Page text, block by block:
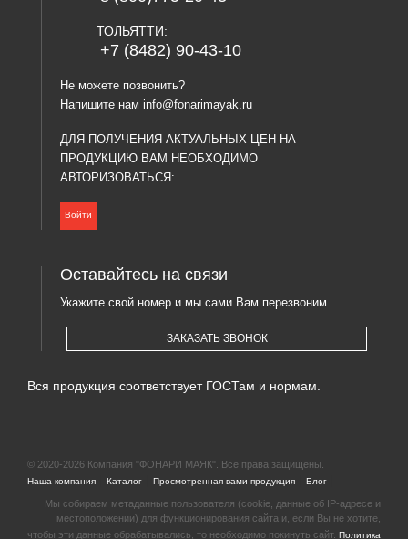
ТОЛЬЯТТИ:
+7 (8482) 90-43-10
Не можете позвонить?
Напишите нам info@fonarimayak.ru
ДЛЯ ПОЛУЧЕНИЯ АКТУАЛЬНЫХ ЦЕН НА
ПРОДУКЦИЮ ВАМ НЕОБХОДИМО
АВТОРИЗОВАТЬСЯ:
Войти
Оставайтесь на связи
Укажите свой номер и мы сами Вам перезвоним
ЗАКАЗАТЬ ЗВОНОК
Вся продукция соответствует ГОСТам и нормам.
© 2020-2026 Компания "ФОНАРИ МАЯК". Все права защищены.
Наша компания Каталог Просмотренная вами продукция Блог
Мы собираем метаданные пользователя (cookie, данные об IP-адресе и
местоположении) для функционирования сайта и, если Вы не хотите,
чтобы эти данные обрабатывались, то необходимо покинуть сайт. Политика